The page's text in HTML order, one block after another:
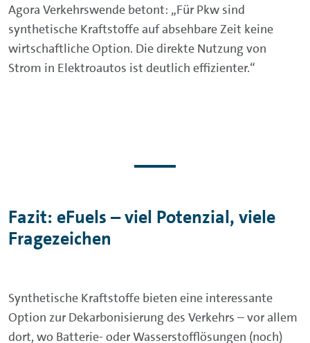
Agora Verkehrswende betont: „Für Pkw sind
synthetische Kraftstoffe auf absehbare Zeit keine
wirtschaftliche Option. Die direkte Nutzung von
Strom in Elektroautos ist deutlich effizienter.“
Fazit: eFuels – viel Potenzial, viele
Fragezeichen
Synthetische Kraftstoffe bieten eine interessante
Option zur Dekarbonisierung des Verkehrs – vor allem
dort, wo Batterie- oder Wasserstofflösungen (noch)